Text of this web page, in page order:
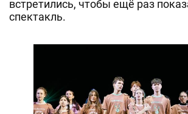
встретились, чтобы ещё раз
спектакль.